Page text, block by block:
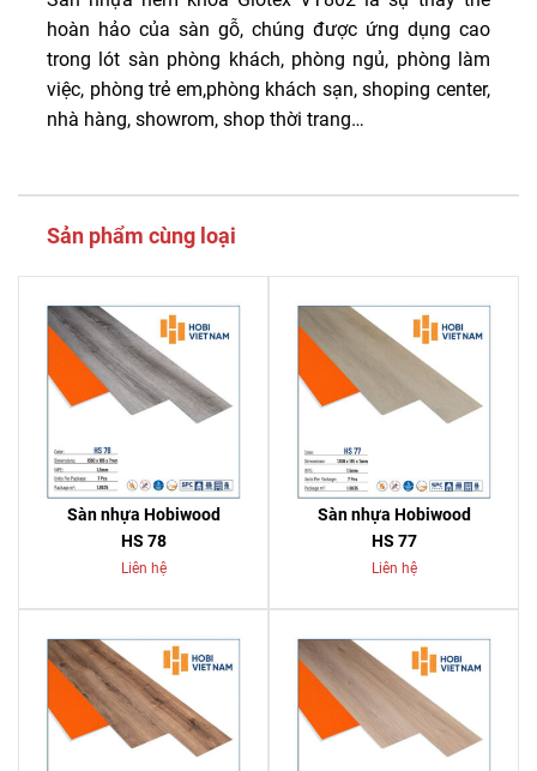
hoàn hảo của sàn gỗ, chúng được ứng dụng cao
trong lót sàn phòng khách, phòng ngủ, phòng làm
việc, phòng trẻ em,phòng khách sạn, shoping center,
nhà hàng, showrom, shop thời trang…
Sản phẩm cùng loại
Sàn nhựa Hobiwood
HS 78
Liên hệ
Sàn nhựa Hobiwood
HS 77
Liên hệ